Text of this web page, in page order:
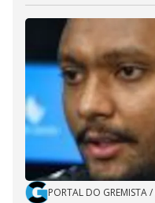
PORTAL DO GREMISTA/